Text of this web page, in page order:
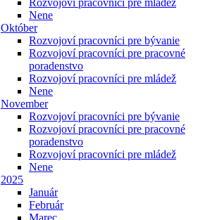
Rozvojoví pracovníci pre mládež
Nene
Október
Rozvojoví pracovníci pre bývanie
Rozvojoví pracovníci pre pracovné
poradenstvo
Rozvojoví pracovníci pre mládež
Nene
November
Rozvojoví pracovníci pre bývanie
Rozvojoví pracovníci pre pracovné
poradenstvo
Rozvojoví pracovníci pre mládež
Nene
2025
Január
Február
Marec